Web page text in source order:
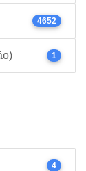
4652
1
4